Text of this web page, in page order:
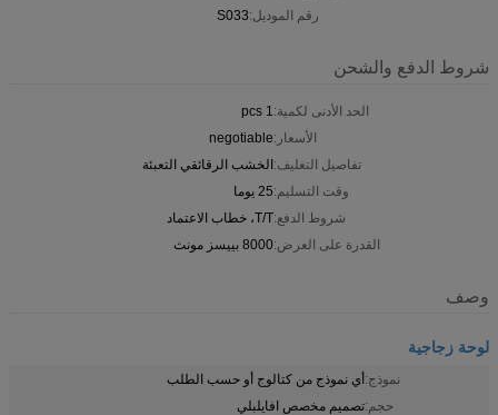
رقم الموديل:S033
شروط الدفع والشحن
الحد الأدنى لكمية:1 pcs
الأسعار:negotiable
تفاصيل التغليف:الخشب الرقائقي التعبئة
وقت التسليم:25 يوما
شروط الدفع:T/T، خطاب الاعتماد
القدرة على العرض:8000 بييسز مونث
وصف
لوحة زجاجية
نموذج:أي نموذج من كتالوج أو حسب الطلب
حجم:تصميم مخصص افايلبلي